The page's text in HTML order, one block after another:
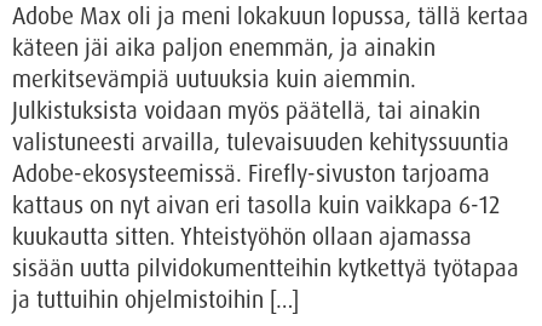
Adobe Max oli ja meni lokakuun lopussa, tällä kertaa
käteen jäi aika paljon enemmän, ja ainakin
merkitsevämpiä uutuuksia kuin aiemmin.
Julkistuksista voidaan myös päätellä, tai ainakin
valistuneesti arvailla, tulevaisuuden kehityssuuntia
Adobe-ekosysteemissä. Firefly-sivuston tarjoama
kattaus on nyt aivan eri tasolla kuin vaikkapa 6-12
kuukautta sitten. Yhteistyöhön ollaan ajamassa
sisään uutta pilvidokumentteihin kytkettyä työtapaa
ja tuttuihin ohjelmistoihin […]